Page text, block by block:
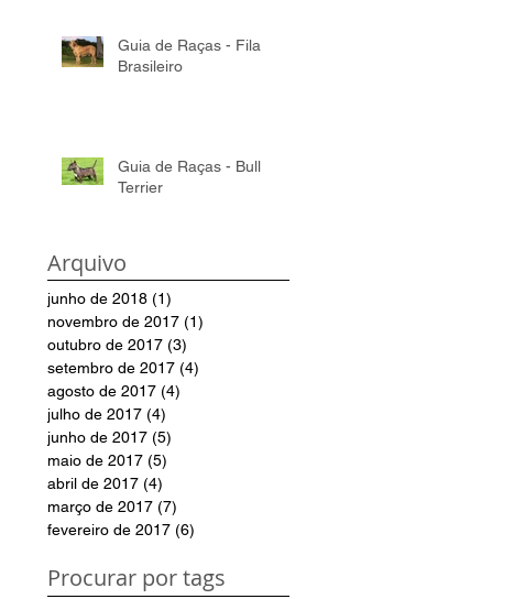
Guia de Raças - Fila
Brasileiro
Guia de Raças - Bull
Terrier
Arquivo
junho de 2018 (1)
novembro de 2017 (1)
outubro de 2017 (3)
setembro de 2017 (4)
agosto de 2017 (4)
julho de 2017 (4)
junho de 2017 (5)
maio de 2017 (5)
abril de 2017 (4)
março de 2017 (7)
fevereiro de 2017 (6)
Procurar por tags